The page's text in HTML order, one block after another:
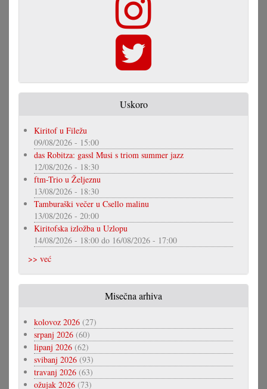
Uskoro
Kiritof u Filežu
09/08/2026 - 15:00
das Robitza: gassl Musi s triom summer jazz
12/08/2026 - 18:30
ftm-Trio u Željeznu
13/08/2026 - 18:30
Tamburaški večer u Csello malinu
13/08/2026 - 20:00
Kiritofska izložba u Uzlopu
14/08/2026 - 18:00 do 16/08/2026 - 17:00
>> već
Misečna arhiva
kolovoz 2026 (27)
srpanj 2026 (60)
lipanj 2026 (62)
svibanj 2026 (93)
travanj 2026 (63)
ožujak 2026 (73)